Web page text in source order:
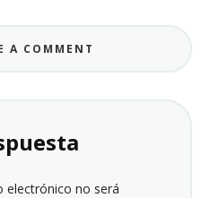
A COMMENT
electrónico no será